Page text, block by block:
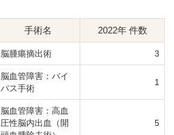
手術名 2022年 件数
脳腫瘍摘出術 3
脳血管障害：バイ
パス手術
1
脳血管障害：高血
圧性脳内出血（開
5